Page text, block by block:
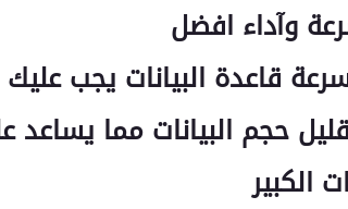
وآداء افضل
قاعدة البيانات يجب عليك
حجم البيانات مما
الكبير